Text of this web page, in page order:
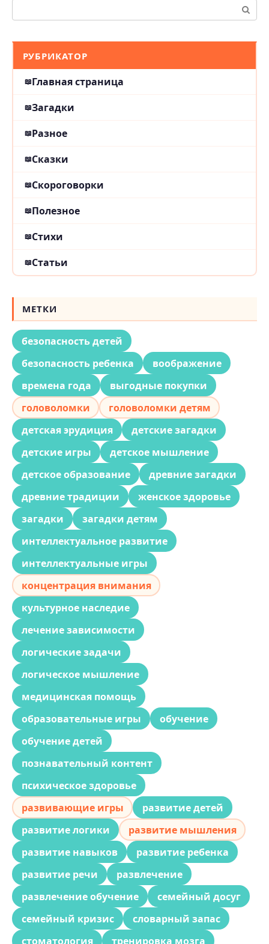
РУБРИКАТОР
Главная страница
Загадки
Разное
Сказки
Скороговорки
Полезное
Стихи
Статьи
МЕТКИ
безопасность детей
безопасность ребенка
воображение
времена года
выгодные покупки
головоломки
головоломки детям
детская эрудиция
детские загадки
детские игры
детское мышление
детское образование
древние загадки
древние традиции
женское здоровье
загадки
загадки детям
интеллектуальное развитие
интеллектуальные игры
концентрация внимания
культурное наследие
лечение зависимости
логические задачи
логическое мышление
медицинская помощь
образовательные игры
обучение
обучение детей
познавательный контент
психическое здоровье
развивающие игры
развитие детей
развитие логики
развитие мышления
развитие навыков
развитие ребенка
развитие речи
развлечение
развлечение обучение
семейный досуг
семейный кризис
словарный запас
стоматология
тренировка мозга